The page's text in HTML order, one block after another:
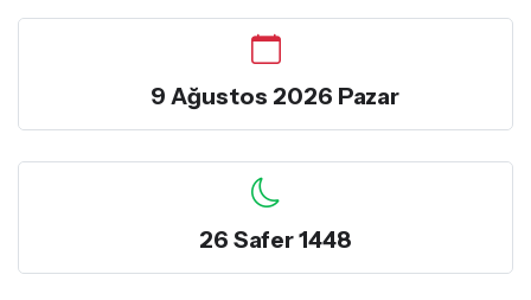
9 Ağustos 2026 Pazar
26 Safer 1448